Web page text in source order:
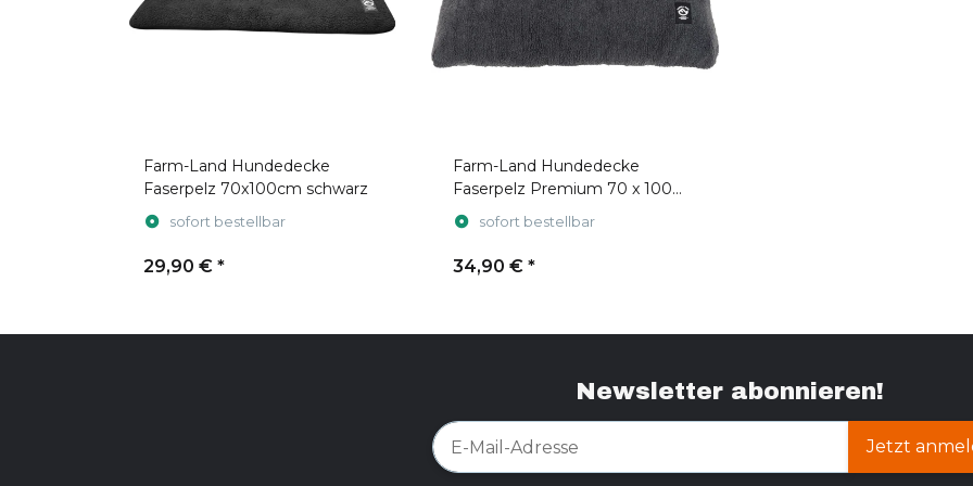
Farm-Land Hundedecke
Faserpelz 70x100cm schwarz
sofort bestellbar
29,90 € *
Farm-Land Hundedecke
Faserpelz Premium 70 x 100
cm Grausofort bestellbar
34,90 € *
Newsletter abonnieren!
Jetzt